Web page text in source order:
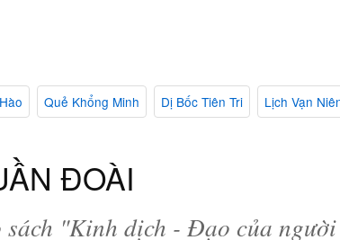
Quẻ Khổng Minh Dị Bốc Tiên Tri
Lịch Vạn
ĐOÀI
"Kinh dịch - Đạo của